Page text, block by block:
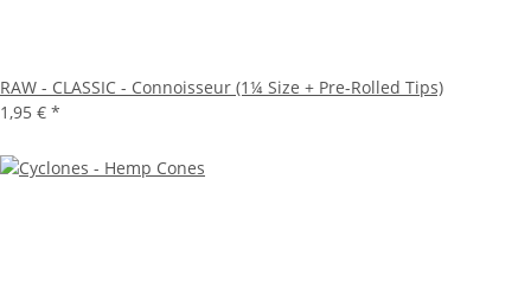
RAW - CLASSIC - Connoisseur (1¼ Size + Pre-Rolled Tips)
1,95 € *